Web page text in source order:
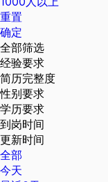
重置
确定
全部筛选
经验要求
简历完整度
性别要求
学历要求
到岗时间
更新时间
全部
今天